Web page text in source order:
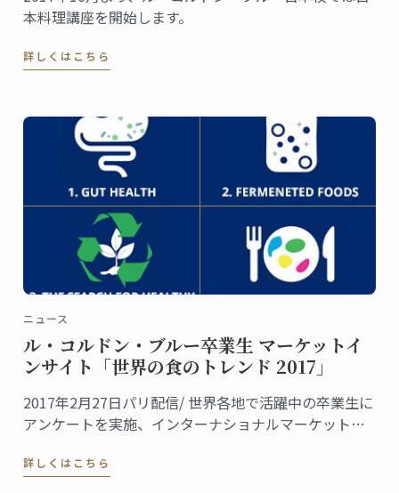
本料理講座を開始します。
詳しくはこちら
ニュース
ル・コルドン・ブルー卒業生 マーケットイ
ンサイト「世界の食のトレンド 2017」
2017年2月27日パリ配信/ 世界各地で活躍中の卒業生に
アンケートを実施、インターナショナルマーケットに
詳しくはこちら